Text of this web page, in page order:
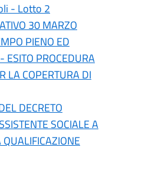
- Lotto 2
30 MARZO
PIENO ED
ESITO PROCEDURA
LA COPERTURA DI
DECRETO
SOCIALE A